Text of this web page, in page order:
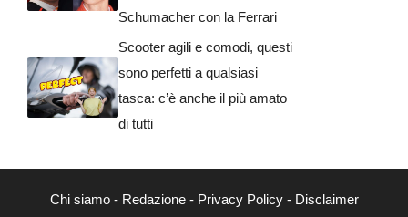
Schumacher con la Ferrari
Scooter agili e comodi, questi
sono perfetti a qualsiasi
tasca: c’è anche il più amato
di tutti
Chi siamo- Redazione- Privacy Policy- Disclaimer